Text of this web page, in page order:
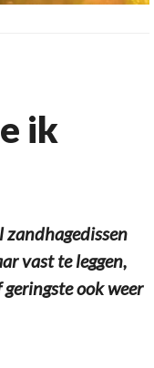
ik
vast te leggen,
ook weer